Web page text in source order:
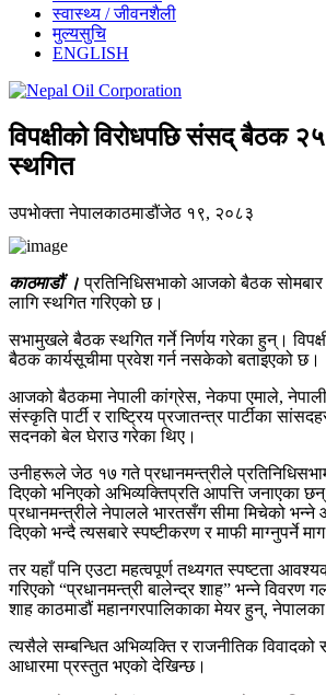
स्वास्थ्य / जीवनशैली
मुल्यसुचि
ENGLISH
विपक्षीको विरोधपछि संसद् बैठक
स्थगित
उपभाेक्ता नेपालकाठमाडौंजेठ १९, २०८३
काठमाडौं । प्रतिनिधिसभाको आजको बैठक
लागि स्थगित गरिएको छ।
सभामुखले बैठक स्थगित गर्ने निर्णय गरेका हुन्।
बैठक कार्यसूचीमा प्रवेश गर्न नसकेको बताइएको छ।
आजको बैठकमा नेपाली कांग्रेस, नेकपा एमाले, नेपाली
संस्कृति पार्टी र राष्ट्रिय प्रजातन्त्र पार्टीका
सदनको बेल घेराउ गरेका थिए।
उनीहरूले जेठ १७ गते प्रधानमन्त्रीले
दिएको भनिएको अभिव्यक्तिप्रति आपत्ति जनाएका
प्रधानमन्त्रीले नेपालले भारतसँग सीमा मिचेको
दिएको भन्दै त्यसबारे स्पष्टीकरण र माफी माग्नुपर्ने
तर यहाँ पनि एउटा महत्वपूर्ण तथ्यगत स्पष्टता
गरिएको “प्रधानमन्त्री बालेन्द्र शाह” भन्ने विवरण
शाह काठमाडौं महानगरपालिकाका मेयर हुन्, नेपालका
त्यसैले सम्बन्धित अभिव्यक्ति र राजनीतिक विवादको
आधारमा प्रस्तुत भएको देखिन्छ।